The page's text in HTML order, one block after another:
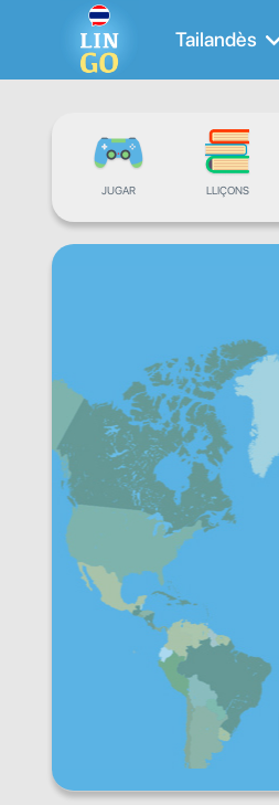
Tailandès
JUGAR LLIÇONS